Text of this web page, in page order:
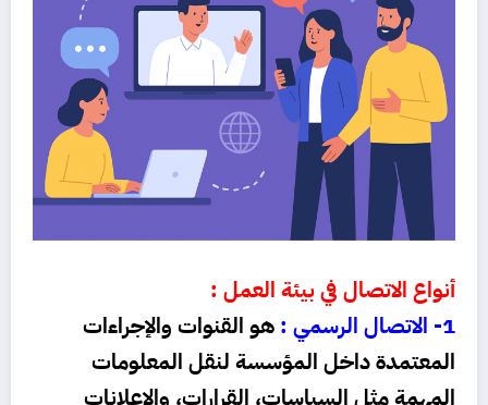
أنواع الاتصال في بيئة العمل :
1- الاتصال الرسمي :
هو القنوات والإجراءات
المعتمدة داخل المؤسسة لنقل المعلومات
المهمة مثل السياسات، القرارات، والإعلانات